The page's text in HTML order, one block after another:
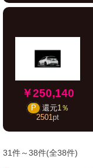
￥250,140
P 還元1％
2501pt
31件～38件(全38件)